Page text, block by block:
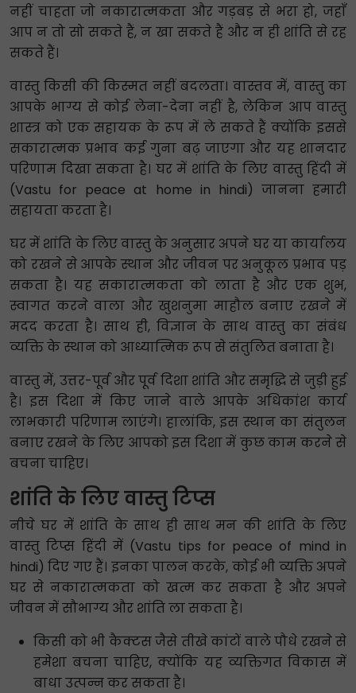
नहीं चाहता जो नकारात्मकता और गड़बड़ से भरा हो, जहाँ
आप न तो सो सकते हैं, न खा सकते हैं और न ही शांति से रह
सकते हैं।
वास्तु किसी की किस्मत नहीं बदलता। वास्तव में, वास्तु का
आपके भाग्य से कोई लेना-देना नहीं है, लेकिन आप वास्तु
शास्त्र को एक सहायक के रूप में ले सकते हैं क्योंकि इससे
सकारात्मक प्रभाव कई गुना बढ़ जाएगा और यह शानदार
परिणाम दिखा सकता है। घर में शांति के लिए वास्तु हिंदी में
(Vastu for peace at home in hindi) जानना हमारी
सहायता करता है।
घर में शांति के लिए वास्तु के अनुसार अपने घर या कार्यालय
को रखने से आपके स्थान और जीवन पर अनुकूल प्रभाव पड़
सकता है। यह सकारात्मकता को लाता है और एक शुभ,
स्वागत करने वाला और खुशनुमा माहौल बनाए रखने में
मदद करता है। साथ ही, विज्ञान के साथ वास्तु का संबंध
व्यक्ति के स्थान को आध्यात्मिक रूप से संतुलित बनाता है।
वास्तु में, उत्तर-पूर्व और पूर्व दिशा शांति और समृद्धि से जुड़ी हुई
है। इस दिशा में किए जाने वाले आपके अधिकांश कार्य
लाभकारी परिणाम लाएंगे। हालांकि, इस स्थान का संतुलन
बनाए रखने के लिए आपको इस दिशा में कुछ काम करने से
बचना चाहिए।
शांति के लिए वास्तु टिप्स
नीचे घर में शांति के साथ ही साथ मन की शांति के लिए
वास्तु टिप्स हिंदी में (Vastu tips for peace of mind in
hindi) दिए गए हैं। इनका पालन करके, कोई भी व्यक्ति अपने
घर से नकारात्मकता को खत्म कर सकता है और अपने
जीवन में सौभाग्य और शांति ला सकता है।
किसी को भी कैक्टस जैसे तीखे कांटों वाले पौधे रखने से
हमेशा बचना चाहिए, क्योंकि यह व्यक्तिगत विकास में
बाधा उत्पन्न कर सकता है।